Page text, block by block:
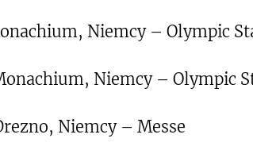
Niemcy – Olympic
Niemcy – Olympic
Niemcy – Messe